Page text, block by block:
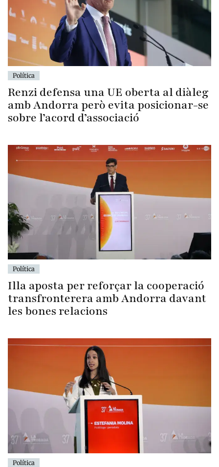
Política
Renzi defensa una UE oberta al diàleg
amb Andorra però evita posicionar-se
sobre l’acord d’associació
Política
Illa aposta per reforçar la cooperació
transfronterera amb Andorra davant
les bones relacions
Política